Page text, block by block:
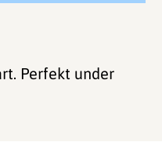
Perfekt under